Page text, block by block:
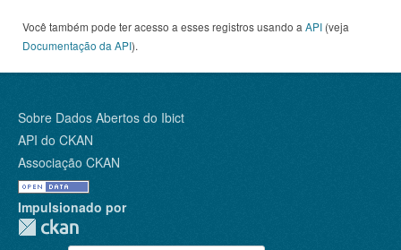
Você também pode ter acesso a esses registros usando a API (veja
Documentação da API).
Sobre Dados Abertos do Ibict
API do CKAN
Associação CKAN
Impulsionado por